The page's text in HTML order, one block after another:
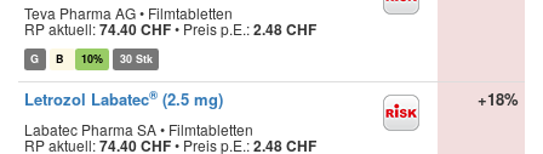
Teva Pharma AG • Filmtabletten
RP aktuell:74.40 CHF• Preis p.E.:2.48 CHF
G B 10% 30 Stk
Letrozol Labatec® (2.5 mg)
Labatec Pharma SA • Filmtabletten
RP aktuell:74.40 CHF• Preis p.E.:2.48 CHF
+18%